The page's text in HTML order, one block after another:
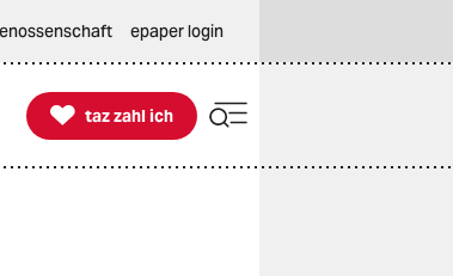
epaper login

taz zahl ich
taz zahl ich